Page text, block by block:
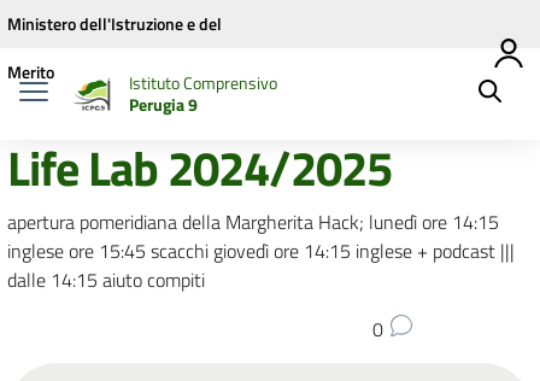
Vai ai contenuti
Vai al menu di navigazione
Vai al footer
Ministero dell'Istruzione e del
Merito
Istituto Comprensivo
Perugia 9
Life Lab 2024/2025
apertura pomeridiana della Margherita Hack; lunedì ore 14:15
inglese ore 15:45 scacchi giovedì ore 14:15 inglese + podcast |||
dalle 14:15 aiuto compiti
0